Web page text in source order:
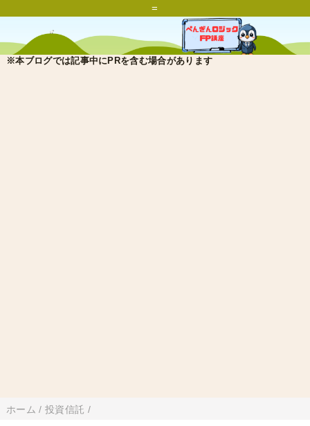
=
※本ブログでは記事中にPRを含む場合があります
ホーム / 投資信託 /